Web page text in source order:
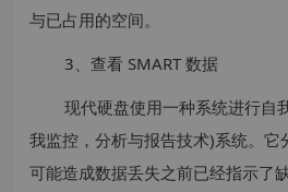
与已占用的空间。
3、查看 SMART 数据
现代硬盘使用一种系统进行自
我监控，分析与报告技术)系统。它
可能造成数据丢失之前已经指示了